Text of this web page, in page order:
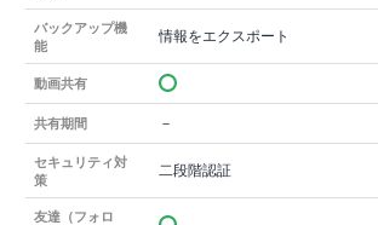
バックアップ機
能
情報をエクスポート
動画共有
共有期間 －
セキュリティ対
策
二段階認証
友達（フォロ